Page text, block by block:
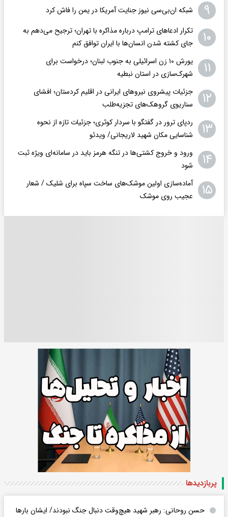
۹ شبکه ان‌بی‌سی نیوز جنایت آمریکا در یمن را فاش کرد
۱۰
تکرار ادعاهای ترامپ درباره مذاکره با تهران؛ ترجیح می‌دهم به
جای کشته شدن انسان‌ها با ایران توافق کنم
۱۱
یورش ۱۰ زن اسرائیلی به جنوب لبنان؛ درخواست برای
شهرک‌سازی در استان نبطیه
۱۲
جزئیات پیشروی نیروهای ایرانی در اقلیم کردستان؛ افشای
سناریوی گروهک‌های تجزیه‌طلب
۱۳
ردپای ترور در گفتگو با سردار کوثری؛ جزئیات تازه از نحوه
شناسایی مکان شهید لاریجانی/ ویدئو
۱۴
ورود و خروج کشتی‌ها در تنگه هرمز باید در سامانه‌ای ویژه ثبت
شود
۱۵
آماده‌سازی اولین موشک‌های ساخت سپاه برای شلیک / شعار
عجیب روی موشک
پربازدید‌ها
حسن روحانی: رهبر شهید هیچ‌وقت دنبال جنگ نبودند/ ایشان بارها